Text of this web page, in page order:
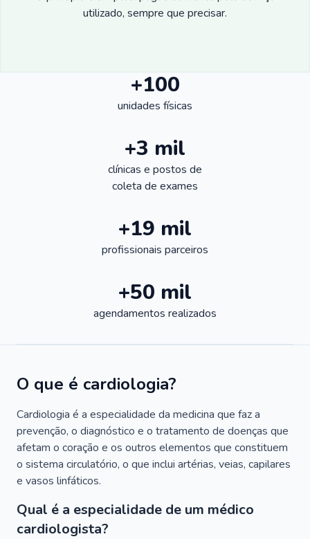
utilizado, sempre que precisar.
+100
unidades físicas
+3 mil
clínicas e postos de
coleta de exames
+19 mil
profissionais parceiros
+50 mil
agendamentos realizados
O que é cardiologia?
Cardiologia é a especialidade da medicina que faz a
prevenção, o diagnóstico e o tratamento de doenças que
afetam o coração e os outros elementos que constituem
o sistema circulatório, o que inclui artérias, veias, capilares
e vasos linfáticos.
Qual é a especialidade de um médico
cardiologista?